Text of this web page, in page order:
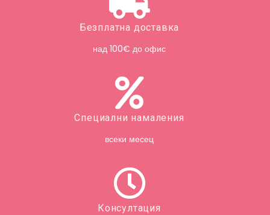
Безплатна доставка
над 100€ до офис
Специални намаления
всеки месец
Консултация